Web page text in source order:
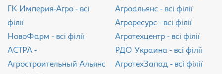
ГК Империя-Агро - всі
філії
НовоФарм - всі філії
АСТРА -
Агростроительный Альянс
Агроальянс - всі філії
Агроресурс - всі філії
Агротехцентр - всі філії
РДО Украина - всі філії
АгротехЗапад - всі філії